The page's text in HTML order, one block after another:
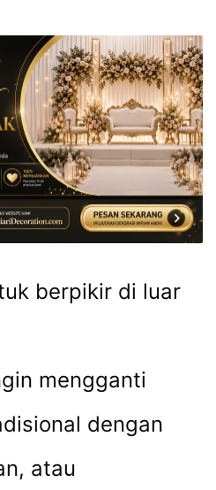
berpikir di luar
mengganti
dengan
atau